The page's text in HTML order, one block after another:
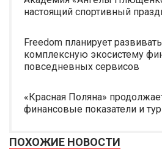
настоящий спортивный
Freedom планирует
комплексную экосистему
повседневных сервисов
«Красная Поляна»
финансовые показатели и
ПОХОЖИЕ НОВОСТИ